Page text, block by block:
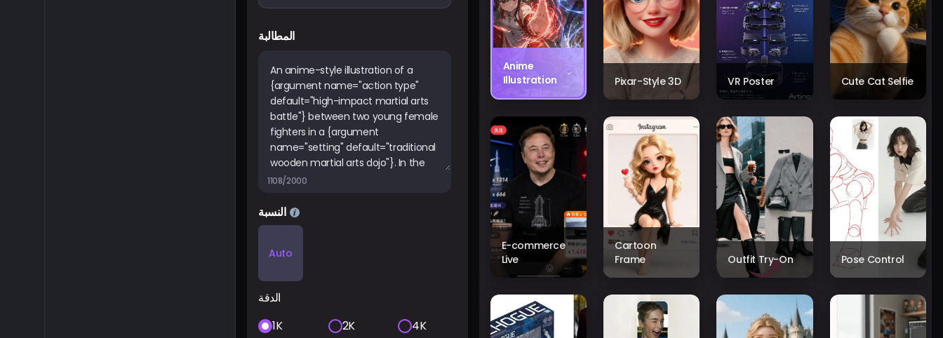
المطالبة
1108/2000
النسبة
Auto
الدقة
1K
2K 4K
Anime
Illustration
Pixar-Style 3D VR Poster Cute Cat Selfie
E-commerce
Live
Cartoon
Frame
Outfit Try-On Pose Control